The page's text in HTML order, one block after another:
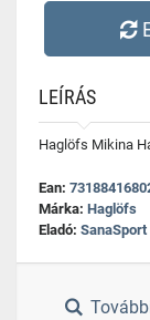
LEÍRÁS
Haglöfs Mikina
Ean:
Márka: Haglöfs
Eladó: SanaSport